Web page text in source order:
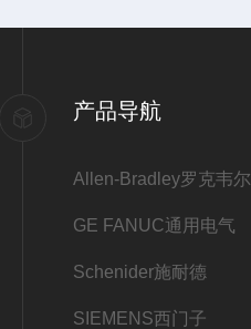
产品导航
Allen-Bradley罗克韦尔
GE FANUC通用电气
Schenider施耐德
SIEMENS西门子